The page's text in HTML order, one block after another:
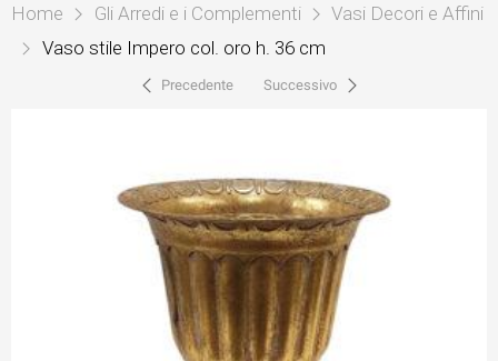
Home Gli Arredi e i Complementi
Vasi Decori e Affini
Vaso stile Impero col. oro h. 36 cm
Precedente Successivo